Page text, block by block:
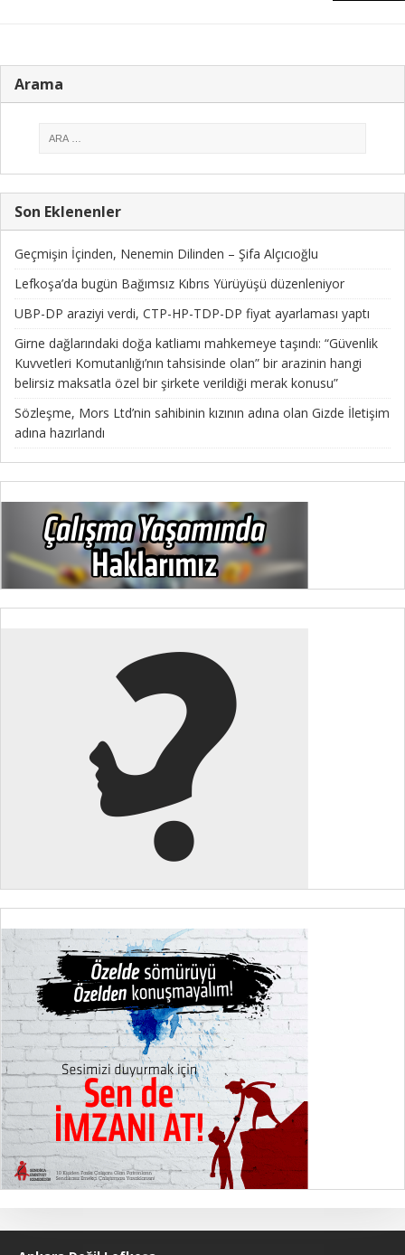
Arama
Son Eklenenler
Geçmişin İçinden, Nenemin Dilinden – Şifa Alçıcıoğlu
Lefkoşa’da bugün Bağımsız Kıbrıs Yürüyüşü düzenleniyor
UBP-DP araziyi verdi, CTP-HP-TDP-DP fiyat ayarlaması yaptı
Girne dağlarındaki doğa katliamı mahkemeye taşındı: “Güvenlik
Kuvvetleri Komutanlığı’nın tahsisinde olan” bir arazinin hangi
belirsiz maksatla özel bir şirkete verildiği merak konusu”
Sözleşme, Mors Ltd’nin sahibinin kızının adına olan Gizde İletişim
adına hazırlandı